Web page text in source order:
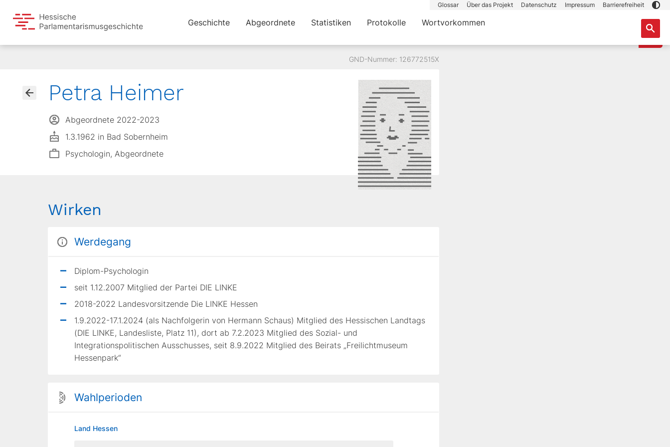
Glossar Über das Projekt Datenschutz Impressum Barrierefreiheit
Geschichte Abgeordnete Statistiken Protokolle Wortvorkommen
GND-Nummer: 126772515X
Petra Heimer
Abgeordnete 2022-2023
1.3.1962 in Bad Sobernheim
Psychologin, Abgeordnete
Wirken
Werdegang
Diplom-Psychologin
seit 1.12.2007 Mitglied der Partei DIE LINKE
2018-2022 Landesvorsitzende Die LINKE Hessen
1.9.2022-17.1.2024 (als Nachfolgerin von Hermann Schaus) Mitglied des Hessischen Landtags
(DIE LINKE, Landesliste, Platz 11), dort ab 7.2.2023 Mitglied des Sozial- und
Integrationspolitischen Ausschusses, seit 8.9.2022 Mitglied des Beirats „Freilichtmuseum
Hessenpark“
Wahlperioden
Land Hessen